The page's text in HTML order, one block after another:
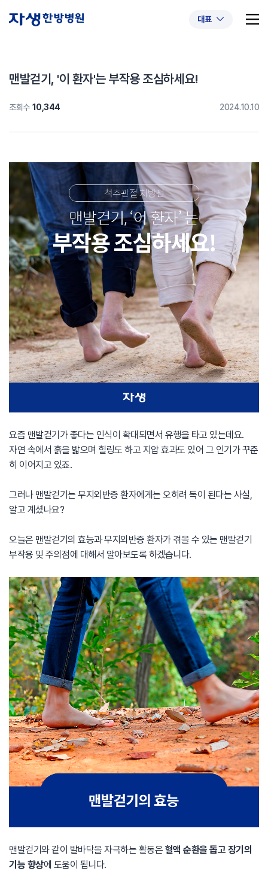
대표
추천 검색어
#교통사고후유증 #허리디스크 #목디스크
맨발걷기, '이 환자'는 부작용 조심하세요!
조회수 10,344 2024.10.10
요즘 맨발걷기가 좋다는 인식이 확대되면서 유행을 타고 있는데요.
자연 속에서 흙을 밟으며 힐링도 하고 지압 효과도 있어 그 인기가 꾸준
히 이어지고 있죠.
그러나 맨발걷기는 무지외반증 환자에게는 오히려 독이 된다는 사실,
알고 계셨나요?
오늘은 맨발걷기의 효능과 무지외반증 환자가 겪을 수 있는 맨발걷기
부작용 및 주의점에 대해서 알아보도록 하겠습니다.
맨발걷기와 같이 발바닥을 자극하는 활동은 혈액 순환을 돕고 장기의
기능 향상에 도움이 됩니다.